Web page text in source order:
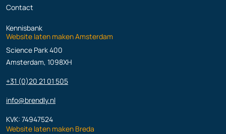
Contact
Kennisbank
Website laten maken Amsterdam
Science Park 400
Amsterdam, 1098XH
+31 (0)20 21 01 505
info@brendly.nl
KVK: 74947524
Website laten maken Breda